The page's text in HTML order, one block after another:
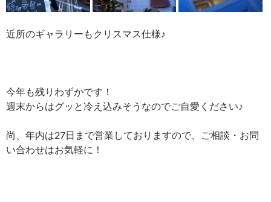
近所のギャラリーもクリスマス仕様♪
今年も残りわずかです！
週末からはグッと冷え込みそうなのでご自愛ください♪
尚、年内は27日まで営業しておりますので、ご相談・お問
い合わせはお気軽に！